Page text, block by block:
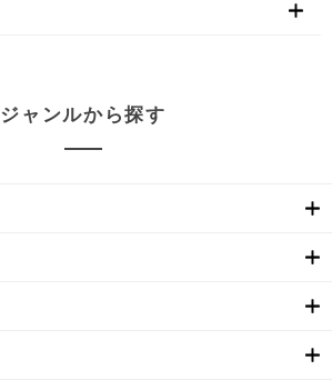
ジャンルから探す